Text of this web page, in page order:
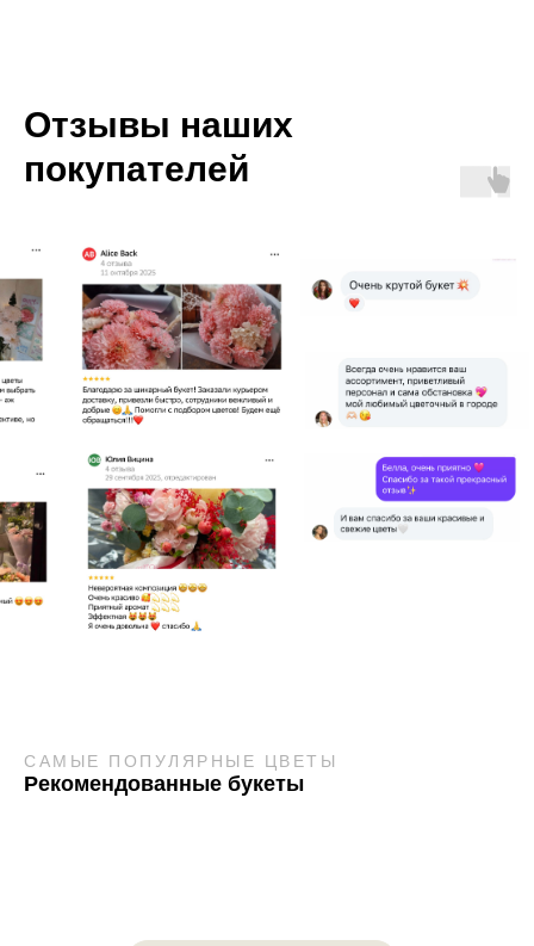
Отзывы наших
покупателей
САМЫЕ ПОПУЛЯРНЫЕ ЦВЕТЫ
Рекомендованные букеты